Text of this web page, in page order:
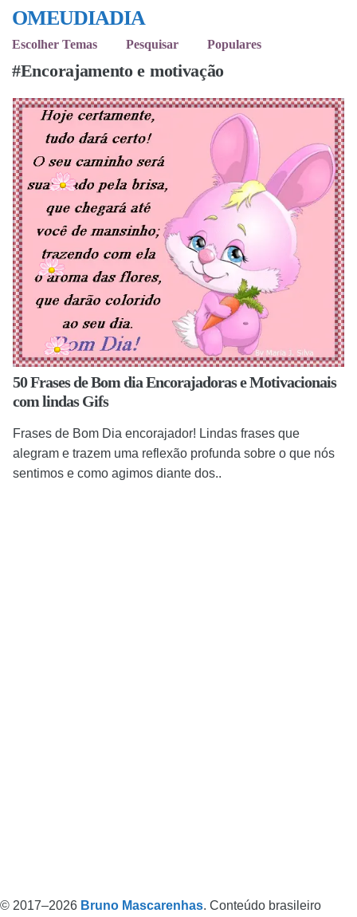
OMEUDIADIA
Escolher Temas Pesquisar Populares
#Encorajamento e motivação
50 Frases de Bom dia Encorajadoras e Motivacionais
com lindas Gifs
Frases de Bom Dia encorajador! Lindas frases que
alegram e trazem uma reflexão profunda sobre o que nós
sentimos e como agimos diante dos..
© 2017–2026 Bruno Mascarenhas. Conteúdo brasileiro